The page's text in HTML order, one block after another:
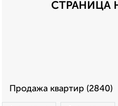
СТРАНИЦА
Продажа квартир (2840)